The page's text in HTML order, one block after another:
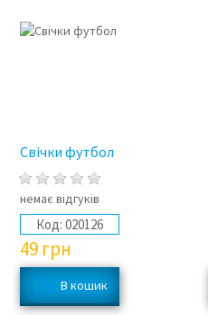
Свічки футбол
немає відгуків
Код: 020126
49 грн